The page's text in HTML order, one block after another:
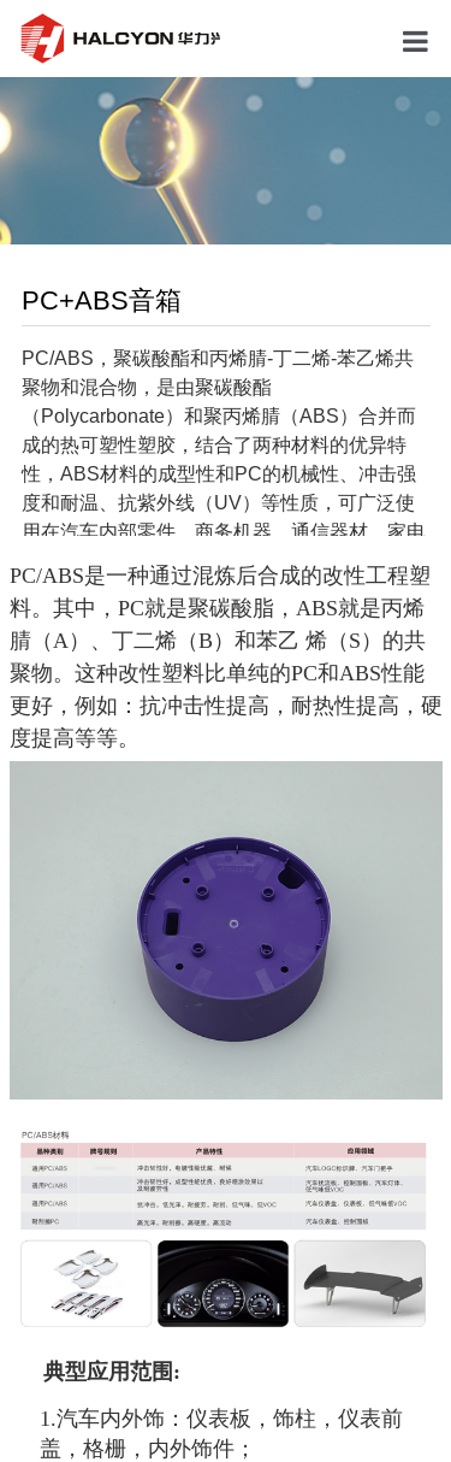
中欧(中国)
人才招聘
联系我们
PC+ABS音箱
PC/ABS，聚碳酸酯和丙烯腈-丁二烯-苯乙烯共
聚物和混合物，是由聚碳酸酯
（Polycarbonate）和聚丙烯腈（ABS）合并而
成的热可塑性塑胶，结合了两种材料的优异特
性，ABS材料的成型性和PC的机械性、冲击强
度和耐温、抗紫外线（UV）等性质，可广泛使
用在汽车内部零件、商务机器、通信器材、家电
用品及照明设备上。
PC/ABS是一种通过混炼后合成的改性工程塑
料。其中，PC就是聚碳酸脂，ABS就是丙烯
腈（A）、丁二烯（B）和苯乙 烯（S）的共
聚物。这种改性塑料比单纯的PC和ABS性能
更好，例如：抗冲击性提高，耐热性提高，硬
度提高等等。
典型应用范围:
1.汽车内外饰：仪表板，饰柱，仪表前
盖，格栅，内外饰件；